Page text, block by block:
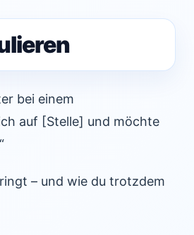
bei einem
auf [Stelle] und möchte
– und wie du trotzdem